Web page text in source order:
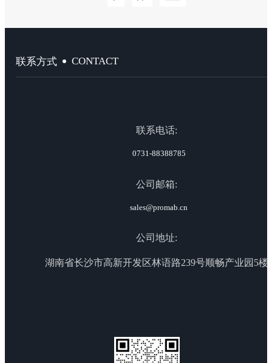
联系方式 CONTACT
联系电话:
0731-88388785
公司邮箱:
sales@promab.cn
公司地址:
湖南省长沙市高新开发区林语路239号顺畅产业园5楼